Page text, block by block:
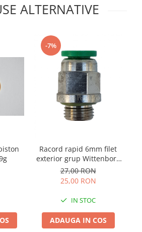
ALTERNATIVE
-7%
Racord rapid 6mm filet
exterior grup Wittenborg
7100
27,00 RON
25,00 RON
IN STOC
ADAUGA IN COS